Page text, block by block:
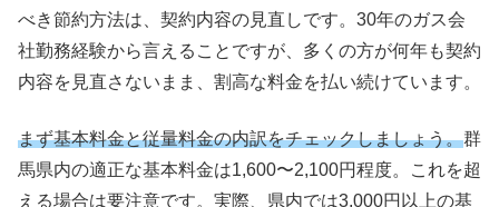
べき節約方法は、契約内容の見直しです。30年のガス会
社勤務経験から言えることですが、多くの方が何年も契約
内容を見直さないまま、割高な料金を払い続けています。
まず基本料金と従量料金の内訳をチェックしましょう。群
馬県内の適正な基本料金は1,600〜2,100円程度。これを超
える場合は要注意です。実際、県内では3,000円以上の基